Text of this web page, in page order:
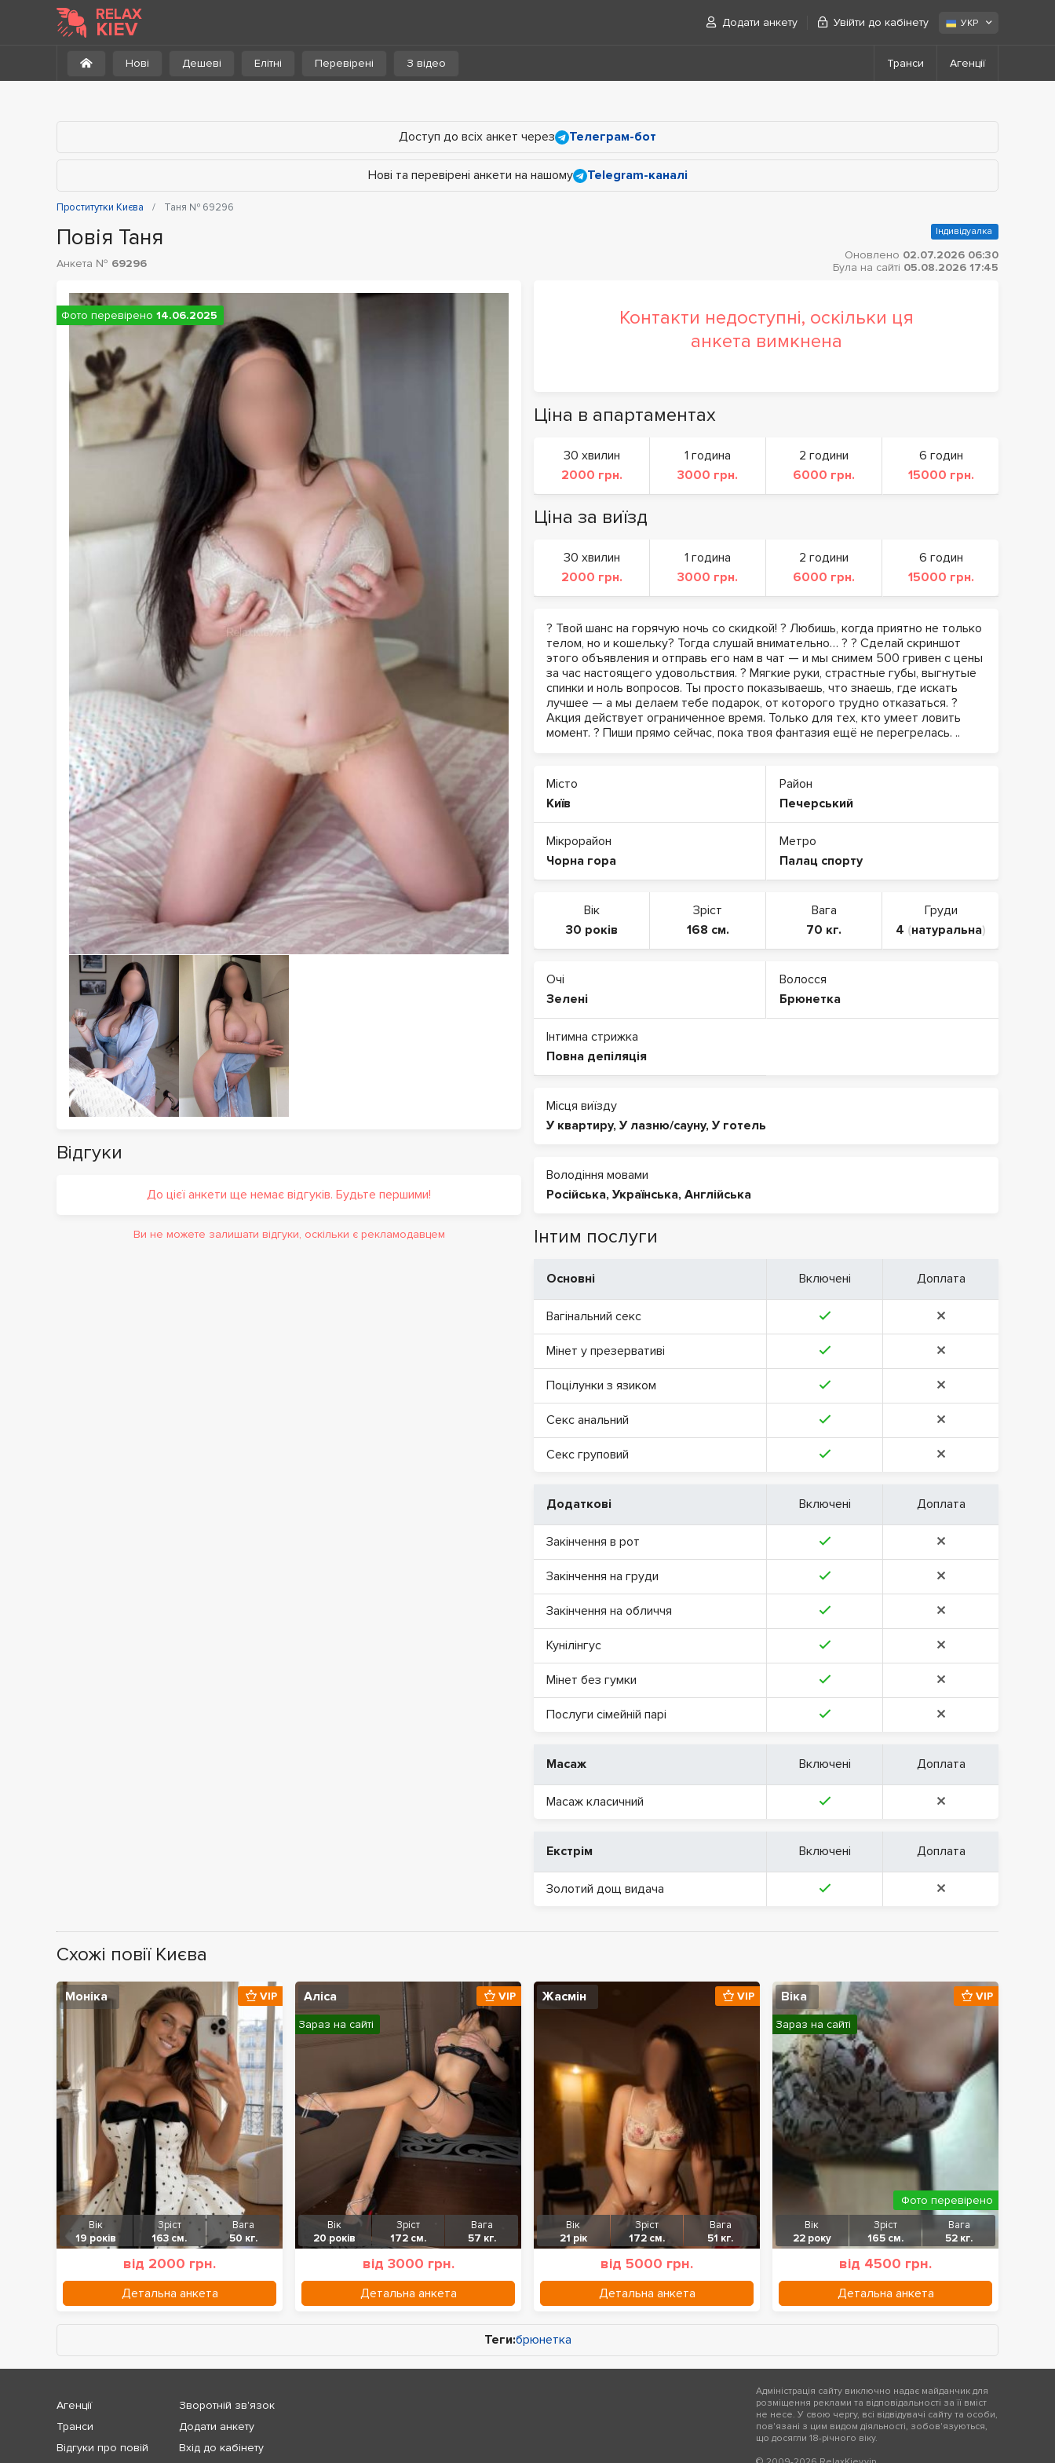
RELAX
KIEV Додати анкету Увійти до кабінету УКР
Нові Дешеві Елітні Перевірені З відео Транси Агенції
Доступ до всіх анкет через Телеграм-бот
Нові та перевірені анкети на нашому Telegram-каналі
Проститутки Києва Таня № 69296
Повія Таня
Анкета № 69296
Індивідуалка
Оновлено 02.07.2026 06:30
Була на сайті 05.08.2026 17:45
Контакти недоступні, оскільки ця
анкета вимкнена
Фото перевірено 14.06.2025
Ціна в апартаментах
30 хвилин
2000 грн.
1 година
3000 грн.
2 години
6000 грн.
6 годин
15000 грн.
Ціна за виїзд
30 хвилин
2000 грн.
1 година
3000 грн.
2 години
6000 грн.
6 годин
15000 грн.
? Твой шанс на горячую ночь со скидкой! ? Любишь, когда приятно не только
телом, но и кошельку? Тогда слушай внимательно… ? ? Сделай скриншот
этого объявления и отправь его нам в чат — и мы снимем 500 гривен с цены
за час настоящего удовольствия. ? Мягкие руки, страстные губы, выгнутые
спинки и ноль вопросов. Ты просто показываешь, что знаешь, где искать
лучшее — а мы делаем тебе подарок, от которого трудно отказаться. ?
Акция действует ограниченное время. Только для тех, кто умеет ловить
момент. ? Пиши прямо сейчас, пока твоя фантазия ещё не перегрелась. ..
Місто
Київ
Район
Печерський
Мікрорайон
Чорна гора
Метро
Палац спорту
Вік
30 років
Зріст
168 см.
Вага
70 кг.
Груди
4 (натуральна)
Очі
Зелені
Волосся
Брюнетка
Інтимна стрижка
Повна депіляція
Місця виїзду
У квартиру, У лазню/сауну, У готель
Володіння мовами
Російська, Українська, Англійська
Інтим послуги
Основні Включені Доплата
Вагінальний секс
Мінет у презервативі
Поцілунки з язиком
Секс анальний
Секс груповий
Додаткові Включені Доплата
Закінчення в рот
Закінчення на груди
Закінчення на обличчя
Кунілінгус
Мінет без гумки
Послуги сімейній парі
Масаж Включені Доплата
Масаж класичний
Екстрім Включені Доплата
Золотий дощ видача
Відгуки
До цієї анкети ще немає відгуків. Будьте першими!
Ви не можете залишати відгуки, оскільки є рекламодавцем
Схожі повії Києва
Моніка
Вік
19 років
Зріст
163 см.
Вага
50 кг.
від 2000 грн.
Детальна анкета
VIP Аліса
Вік
20 років
Зріст
172 см.
Вага
57 кг.
від 3000 грн.
Детальна анкета
VIP
Зараз на сайті
Жасмін
Вік
21 рік
Зріст
172 см.
Вага
51 кг.
від 5000 грн.
Детальна анкета
VIP Віка
Вік
22 року
Зріст
165 см.
Вага
52 кг.
від 4500 грн.
Детальна анкета
VIP
Зараз на сайті
Фото перевірено
Теги:брюнетка
Агенції
Транси
Відгуки про повій
Зворотній зв'язок
Додати анкету
Вхід до кабінету
Адміністрація сайту виключно надає майданчик для
розміщення реклами та відповідальності за її вміст
не несе. У свою чергу, всі відвідувачі сайту та особи,
пов'язані з цим видом діяльності, зобов'язуються,
що досягли 18-річного віку.